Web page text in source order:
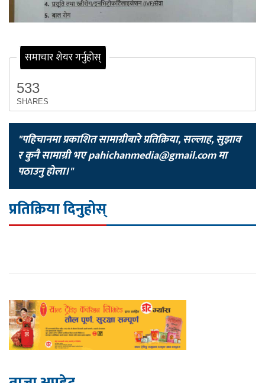
समाचार शेयर गर्नुहोस्
533
SHARES
"पहिचानमा प्रकाशित सामाग्रीबारे प्रतिक्रिया, सल्लाह, सुझाव
र कुनै सामाग्री भएpahichanmedia@gmail.comमा
पठाउनु होला।"
प्रतिक्रिया दिनुहोस्